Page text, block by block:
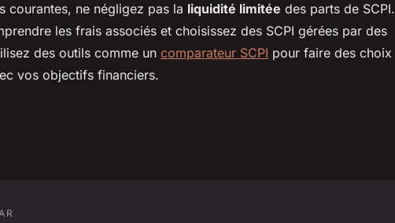
courantes, ne négligez pas la liquidité limitée des parts de SCPI.
les frais associés et choisissez des SCPI gérées par des
des outils comme un comparateur SCPI pour faire des choix
vos objectifs financiers.